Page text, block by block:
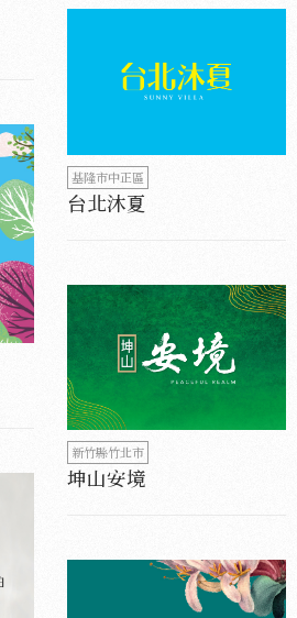
基隆市中正區
台北沐夏
新竹縣竹北市
坤山安境